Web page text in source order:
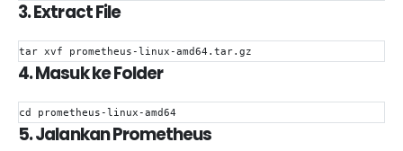
3. Extract File
tar xvf prometheus-linux-amd64.tar.gz
4. Masuk ke Folder
cd prometheus-linux-amd64
5. Jalankan Prometheus